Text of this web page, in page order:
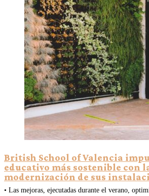
British School of Valencia
educativo más sostenible con
modernización de sus
• Las mejoras, ejecutadas durante el verano,